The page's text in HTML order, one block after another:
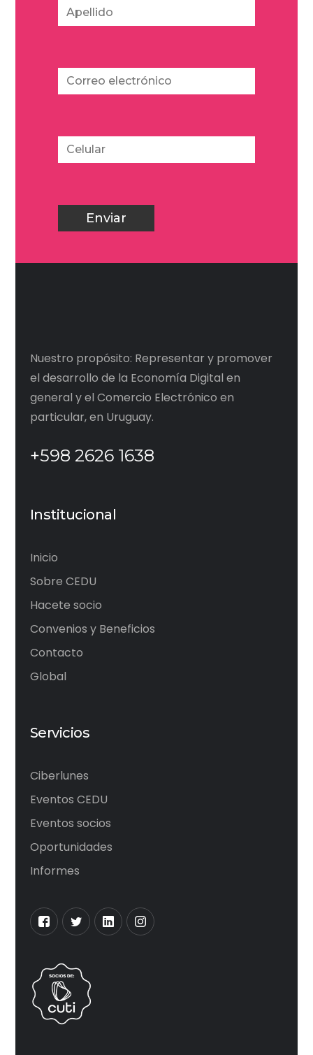
Nuestro propósito: Representar y promover
el desarrollo de la Economía Digital en
general y el Comercio Electrónico en
particular, en Uruguay.
+598 2626 1638
Institucional
Inicio
Sobre CEDU
Hacete socio
Convenios y Beneficios
Contacto
Global
Servicios
Ciberlunes
Eventos CEDU
Eventos socios
Oportunidades
Informes